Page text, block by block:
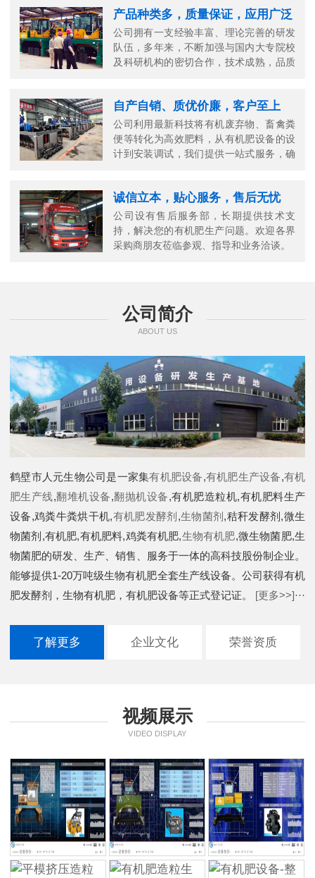
产品种类多，质量保证，应用广泛
公司拥有一支经验丰富、理论完善的研发
队伍，多年来，不断加强与国内大专院校
及科研机构的密切合作，技术成熟，品质
自产自销、质优价廉，客户至上
公司利用最新科技将有机废弃物、畜禽粪
便等转化为高效肥料，从有机肥设备的设
计到安装调试，我们提供一站式服务，确
诚信立本，贴心服务，售后无忧
公司设有售后服务部，长期提供技术支
持，解决您的有机肥生产问题。欢迎各界
采购商朋友莅临参观、指导和业务洽谈。
公司简介
ABOUT US
鹤壁市人元生物公司是一家集有机肥设备,有机肥生产设备,有机
肥生产线,翻堆机设备,翻抛机设备,有机肥造粒机,有机肥料生产
设备,鸡粪牛粪烘干机,有机肥发酵剂 ,生物菌剂 ,秸秆发酵剂,微生
物菌剂,有机肥,有机肥料,鸡粪有机肥,生物有机肥,微生物菌肥,生
物菌肥的研发、生产、销售、服务于一体的高科技股份制企业。
能够提供1-20万吨级生物有机肥全套生产线设备。公司获得有机
肥发酵剂，生物有机肥，有机肥设备等正式登记证。
[更多>>]···
了解更多 企业文化 荣誉资质
视频展示
VIDEO DISPLAY